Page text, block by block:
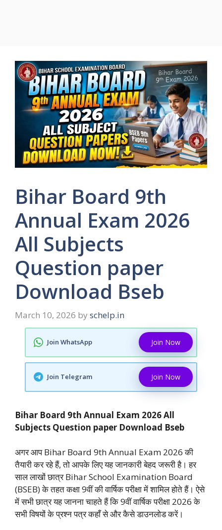
Bihar Board 9th
Annual Exam 2026
All Subjects
Question paper
Download Bseb
March 10, 2026 by schelp.in
Join WhatsApp Join Now
Join Telegram Join Now
Bihar Board 9th Annual Exam 2026 All
Subjects Question paper Download Bseb
अगर आप Bihar Board 9th Annual Exam 2026 की
तैयारी कर रहे हैं, तो आपके लिए यह जानकारी बेहद जरूरी है। हर
साल लाखों छात्र Bihar School Examination Board
(BSEB) के तहत कक्षा 9वीं की वार्षिक परीक्षा में शामिल होते हैं। ऐसे
में सभी छात्र यह जानना चाहते हैं कि 9वीं वार्षिक परीक्षा 2026 के
सभी विषयों के प्रश्न पत्र कहाँ से और कैसे डाउनलोड करें।